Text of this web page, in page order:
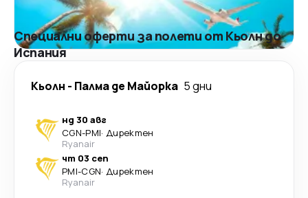
Специални оферти за полети от Кьолн до
Испания
Кьолн - Палма де Майорка 5 дни
нд 30 авг
CGN-PMI· Директен
Ryanair
чт 03 сеп
PMI-CGN· Директен
Ryanair